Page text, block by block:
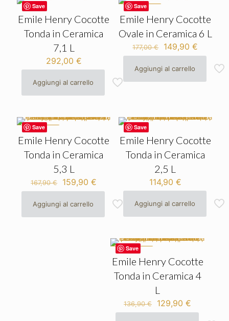
Save
Emile Henry Cocotte
Tonda in Ceramica
7,1 L
292,00 €
Aggiungi al carrello
Save
IN OFFERTA
Emile Henry Cocotte
Ovale in Ceramica 6 L
177,00€
Il
prezzo
originale
177,00 €.
149,90€
prezzo
attuale
149,90
Aggiungi al carrello
Save
IN OFFERTA
Emile Henry Cocotte
Tonda in Ceramica
5,3 L
167,90€
Il
prezzo
originale
167,90 €.
159,90€
prezzo
attuale
159,90 €.
Aggiungi al carrello
Save
Emile Henry Cocotte
Tonda in Ceramica
2,5 L
114,90 €
Aggiungi al carrello
Save
IN OFFERTA
Emile Henry Cocotte
Tonda in Ceramica 4
L
136,90€
Il
prezzo
129,90€
prezzo